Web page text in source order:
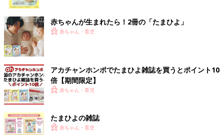
赤ちゃんが生まれたら！2冊の「たまひよ」
赤ちゃん・育児
アカチャンホンポでたまひよ雑誌を買うとポイント10
倍【期間限定】
赤ちゃん・育児
たまひよの雑誌
赤ちゃん・育児